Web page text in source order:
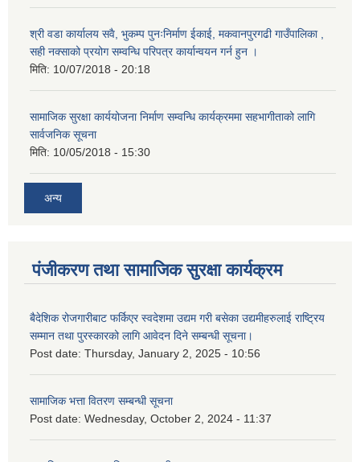
श्री वडा कार्यालय सवै, भुकम्प पुनःनिर्माण ईकाई, मकवानपुरगढी गाउँपालिका ,
सही नक्साको प्रयोग सम्वन्धि परिपत्र कार्यान्वयन गर्न हुन ।
मिति: 10/07/2018 - 20:18
सामाजिक सुरक्षा कार्ययोजना निर्माण सम्वन्धि कार्यक्रममा सहभागीताको लागि
सार्वजनिक सूचना
मिति: 10/05/2018 - 15:30
अन्य
पंजीकरण तथा सामाजिक सुरक्षा कार्यक्रम
बैदेशिक रोजगारीबाट फर्किएर स्वदेशमा उद्यम गरी बसेका उद्यमीहरुलाई राष्‍ट्रिय
सम्मान तथा पुरस्कारको लागि आवेदन दिने सम्बन्धी सूचना।
Post date: Thursday, January 2, 2025 - 10:56
सामाजिक भत्ता वितरण सम्बन्धी सूचना
Post date: Wednesday, October 2, 2024 - 11:37